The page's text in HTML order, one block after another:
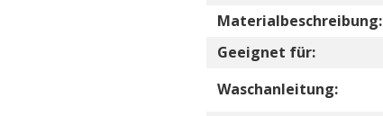
Materialbeschreibung:
Geeignet für:
Waschanleitung: